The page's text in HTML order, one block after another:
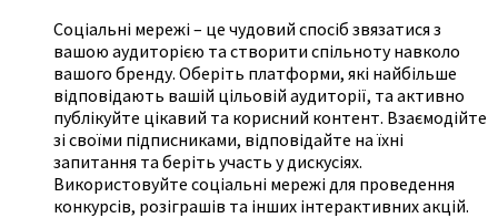
Соціальні мережі – це чудовий спосіб звязатися з
вашою аудиторією та створити спільноту навколо
вашого бренду. Оберіть платформи, які найбільше
відповідають вашій цільовій аудиторії, та активно
публікуйте цікавий та корисний контент. Взаємодійте
зі своїми підписниками, відповідайте на їхні
запитання та беріть участь у дискусіях.
Використовуйте соціальні мережі для проведення
конкурсів, розіграшів та інших інтерактивних акцій.